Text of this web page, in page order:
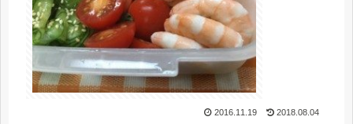
2016.11.19 2018.08.04